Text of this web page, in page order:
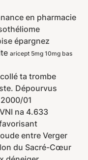
en pharmacie
épargnez
aricept 5mg 10mg bas
ta trombe
Dépourvus
01
na 4.633
entre Verger
du Sacré-Cœur